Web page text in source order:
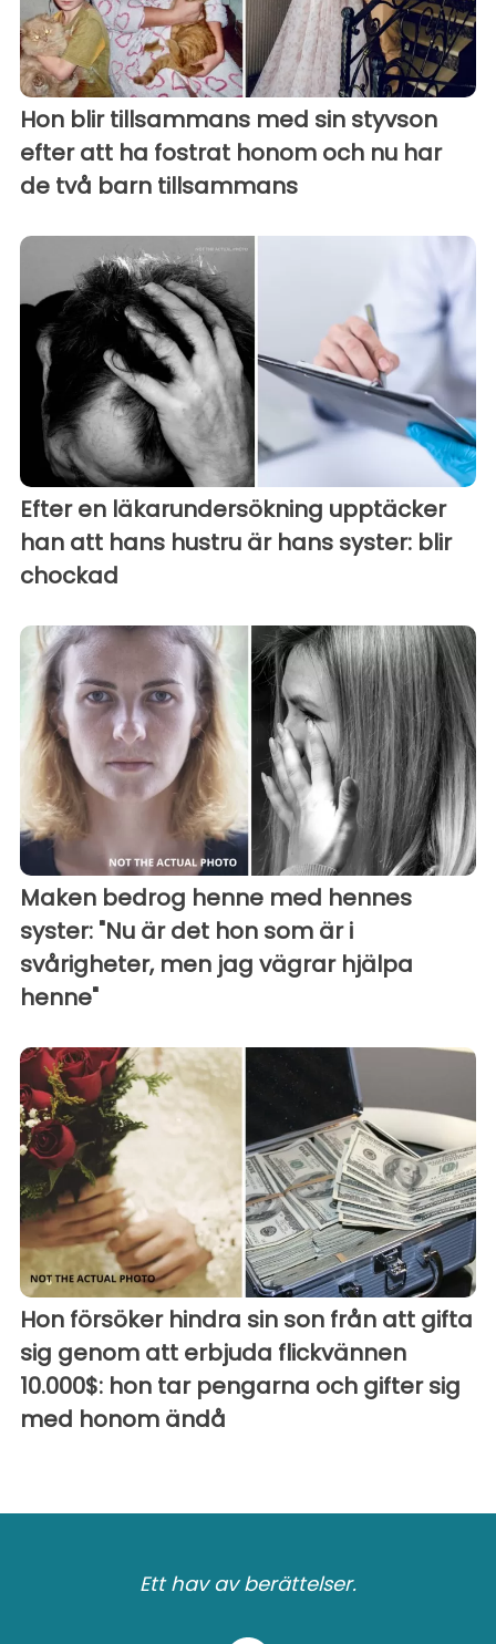
Hon blir tillsammans med sin styvson
efter att ha fostrat honom och nu har
de två barn tillsammans
Efter en läkarundersökning upptäcker
han att hans hustru är hans syster: blir
chockad
Maken bedrog henne med hennes
syster: "Nu är det hon som är i
svårigheter, men jag vägrar hjälpa
henne"
Hon försöker hindra sin son från att gifta
sig genom att erbjuda flickvännen
10.000$: hon tar pengarna och gifter sig
med honom ändå
Ett hav av berättelser.